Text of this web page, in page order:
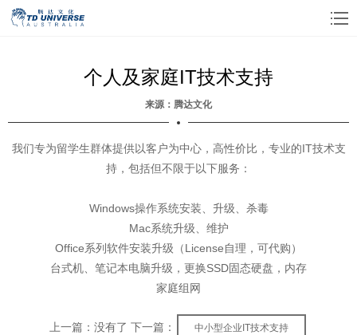
个人及家庭IT技术支持
来源：腾达文化
我们专为留学生群体提供以客户为中心，高性价比，专业的IT技术支
持，包括但不限于以下服务：
Windows操作系统安装、升级、杀毒
Mac系统升级、维护
Office系列软件安装升级（License自理，可代购）
台式机、笔记本电脑升级，更换SSD固态硬盘，内存
家庭组网
上一篇：没有了 下一篇： 中小型企业IT技术支持